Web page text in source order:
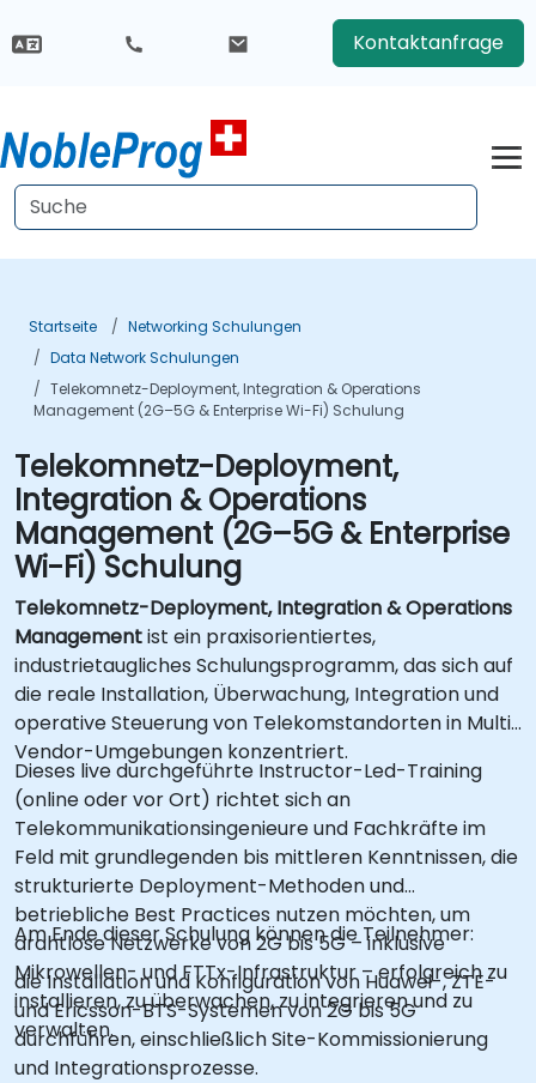
Kontaktanfrage
Startseite
Networking Schulungen
Data Network Schulungen
Telekomnetz-Deployment, Integration & Operations
Management (2G–5G & Enterprise Wi-Fi) Schulung
Telekomnetz-Deployment,
Integration & Operations
Management (2G–5G & Enterprise
Wi-Fi) Schulung
Telekomnetz-Deployment, Integration & Operations
Managementist ein praxisorientiertes,
industrietaugliches Schulungsprogramm, das sich auf
die reale Installation, Überwachung, Integration und
operative Steuerung von Telekomstandorten in Multi-
Vendor-Umgebungen konzentriert.
Dieses live durchgeführte Instructor-Led-Training
(online oder vor Ort) richtet sich an
Telekommunikationsingenieure und Fachkräfte im
Feld mit grundlegenden bis mittleren Kenntnissen, die
strukturierte Deployment-Methoden und
betriebliche Best Practices nutzen möchten, um
drahtlose Netzwerke von 2G bis 5G – inklusive
Mikrowellen- und FTTx-Infrastruktur – erfolgreich zu
installieren, zu überwachen, zu integrieren und zu
verwalten.
Am Ende dieser Schulung können die Teilnehmer:
die Installation und Konfiguration von Huawei-, ZTE-
und Ericsson-BTS-Systemen von 2G bis 5G
durchführen, einschließlich Site-Kommissionierung
und Integrationsprozesse.